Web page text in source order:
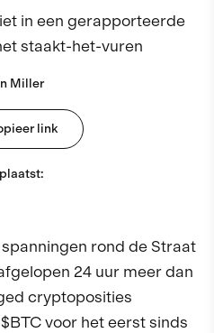
in een gerapporteerde
staakt-het-vuren
Miller
link
:
rond de Straat
24 uur meer dan
cryptoposities
voor het eerst sinds